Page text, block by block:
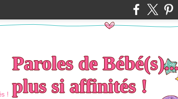
Paroles de
plus si affinités !